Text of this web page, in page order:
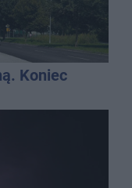
Koniec